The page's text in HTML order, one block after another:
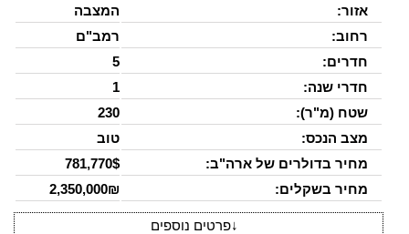
אזור:
המצבה
רחוב:
רמב"ם
חדרים:
5
חדרי שנה:
1
שטח (מ"ר):
230
מצב הנכס:
טוב
מחיר בדולרים של ארה"ב:
781,770$
מחיר בשקלים:
2,350,000₪
↓פרטים נוספים